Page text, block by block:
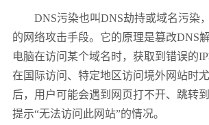
DNS污染也叫DNS劫持或域名污染
的网络攻击手段。它的原理是篡改DNS
电脑在访问某个域名时，获取到错误的
在国际访问、特定地区访问境外网站时
后，用户可能会遇到网页打不开、跳转
提示“无法访问此网站”的情况。